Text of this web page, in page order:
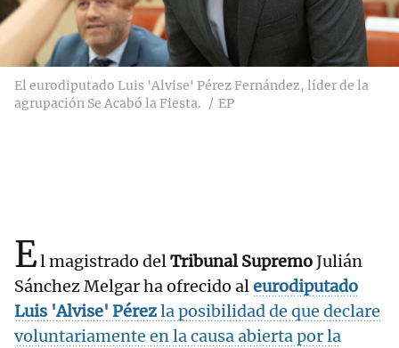
El eurodiputado Luis 'Alvise' Pérez Fernández, líder de la
agrupación Se Acabó la Fiesta.
EP
El magistrado delTribunal SupremoJulián
Sánchez Melgar ha ofrecido aleurodiputado
Luis 'Alvise' Pérezla posibilidad de que declare
voluntariamente en la causa abierta por la